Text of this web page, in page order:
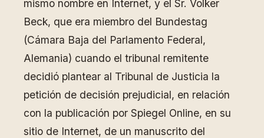
mismo nombre en Internet, y el Sr. Volker
Beck, que era miembro del Bundestag
(Cámara Baja del Parlamento Federal,
Alemania) cuando el tribunal remitente
decidió plantear al Tribunal de Justicia la
petición de decisión prejudicial, en relación
con la publicación por Spiegel Online, en su
sitio de Internet, de un manuscrito del